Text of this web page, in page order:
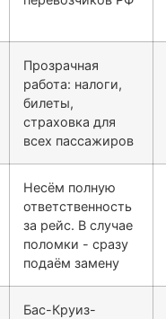
Прозрачная
работа: налоги,
билеты,
страховка для
всех пассажиров
Несём полную
ответственность
за рейс. В случае
поломки - сразу
подаём замену
Бас-Круиз-